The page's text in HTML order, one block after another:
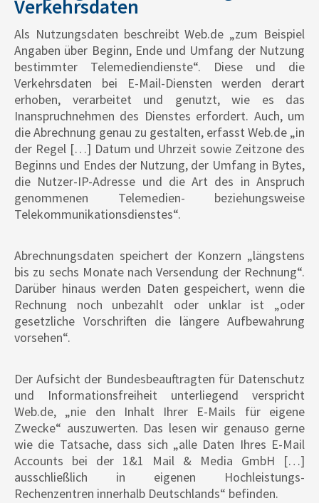
Verkehrsdaten
Als Nutzungsdaten beschreibt Web.de „zum Beispiel
Angaben über Beginn, Ende und Umfang der Nutzung
bestimmter Telemediendienste“. Diese und die
Verkehrsdaten bei E-Mail-Diensten werden derart
erhoben, verarbeitet und genutzt, wie es das
Inanspruchnehmen des Dienstes erfordert. Auch, um
die Abrechnung genau zu gestalten, erfasst Web.de „in
der Regel […] Datum und Uhrzeit sowie Zeitzone des
Beginns und Endes der Nutzung, der Umfang in Bytes,
die Nutzer-IP-Adresse und die Art des in Anspruch
genommenen Telemedien- beziehungsweise
Telekommunikationsdienstes“.
Abrechnungsdaten speichert der Konzern „längstens
bis zu sechs Monate nach Versendung der Rechnung“.
Darüber hinaus werden Daten gespeichert, wenn die
Rechnung noch unbezahlt oder unklar ist „oder
gesetzliche Vorschriften die längere Aufbewahrung
vorsehen“.
Der Aufsicht der Bundesbeauftragten für Datenschutz
und Informationsfreiheit unterliegend verspricht
Web.de, „nie den Inhalt Ihrer E-Mails für eigene
Zwecke“ auszuwerten. Das lesen wir genauso gerne
wie die Tatsache, dass sich „alle Daten Ihres E-Mail
Accounts bei der 1&1 Mail & Media GmbH […]
ausschließlich in eigenen Hochleistungs-
Rechenzentren innerhalb Deutschlands“ befinden.